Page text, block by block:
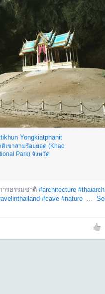
Yongkiatphanit
เขาสามร้อยยอด (Khao
Park) จังหวัด
ารธรรมชาติ #architecture
#cave #nature ...